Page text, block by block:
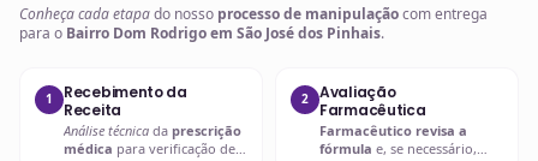
Conheça cada etapado nosso processo de manipulaçãocom entrega
para o Bairro Dom Rodrigo em São José dos Pinhais.
1
Recebimento da
Receita
Análise técnica da prescrição
médica para verificação de
2
Avaliação
Farmacêutica
Farmacêutico revisa a
fórmula e, se necessário,